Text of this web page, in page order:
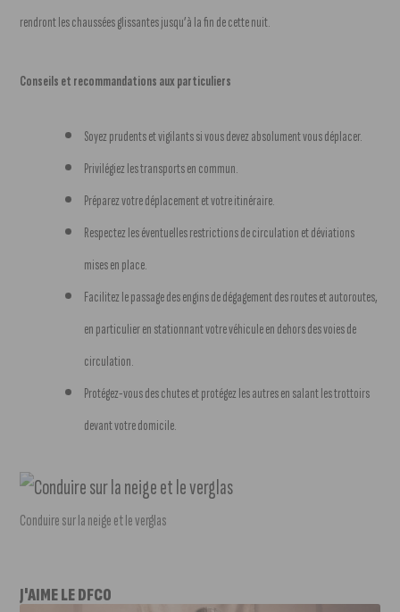
rendront les chaussées glissantes jusqu’à la fin de cette nuit.
Conseils et recommandations aux particuliers
Soyez prudents et vigilants si vous devez absolument vous déplacer.
Privilégiez les transports en commun.
Préparez votre déplacement et votre itinéraire.
Respectez les éventuelles restrictions de circulation et déviations
mises en place.
Facilitez le passage des engins de dégagement des routes et autoroutes,
en particulier en stationnant votre véhicule en dehors des voies de
circulation.
Protégez-vous des chutes et protégez les autres en salant les trottoirs
devant votre domicile.
Conduire sur la neige et le verglas
J'AIME LE DFCO